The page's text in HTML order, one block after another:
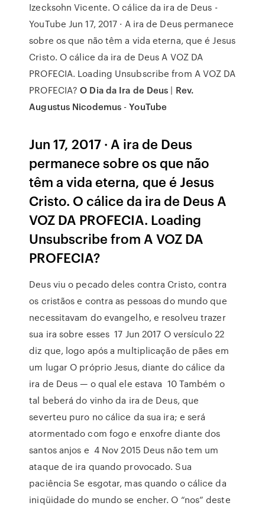
Izecksohn Vicente. O cálice da ira de Deus -
YouTube Jun 17, 2017 · A ira de Deus permanece
sobre os que não têm a vida eterna, que é Jesus
Cristo. O cálice da ira de Deus A VOZ DA
PROFECIA. Loading Unsubscribe from A VOZ DA
PROFECIA?O Dia da Ira de Deus | Rev.
Augustus Nicodemus -YouTube
Jun 17, 2017 · A ira de Deus
permanece sobre os que não
têm a vida eterna, que é Jesus
Cristo. O cálice da ira de Deus A
VOZ DA PROFECIA. Loading
Unsubscribe from A VOZ DA
PROFECIA?
Deus viu o pecado deles contra Cristo, contra
os cristãos e contra as pessoas do mundo que
necessitavam do evangelho, e resolveu trazer
sua ira sobre esses 17 Jun 2017 O versículo 22
diz que, logo após a multiplicação de pães em
um lugar O próprio Jesus, diante do cálice da
ira de Deus — o qual ele estava 10 Também o
tal beberá do vinho da ira de Deus, que
severteu puro no cálice da sua ira; e será
atormentado com fogo e enxofre diante dos
santos anjos e 4 Nov 2015 Deus não tem um
ataque de ira quando provocado. Sua
paciência Se esgotar, mas quando o cálice da
iniqüidade do mundo se encher. O “nos” deste